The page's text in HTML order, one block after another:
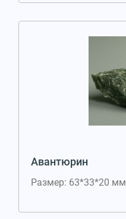
Авантюрин
Размер: 63*33*20 мм